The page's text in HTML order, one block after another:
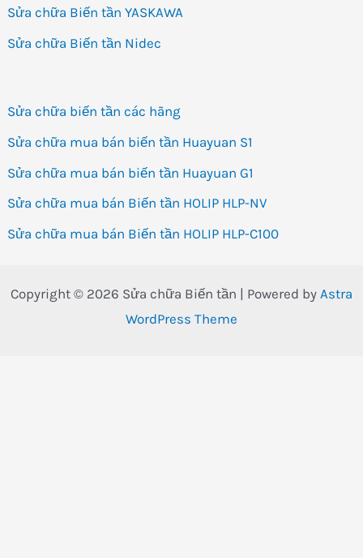
Sửa chữa Biến tần YASKAWA
Sửa chữa Biến tần Nidec
Sửa chữa biến tần các hãng
Sửa chữa mua bán biến tần Huayuan S1
Sửa chữa mua bán biến tần Huayuan G1
Sửa chữa mua bán Biến tần HOLIP HLP-NV
Sửa chữa mua bán Biến tần HOLIP HLP-C100
Copyright © 2026 Sửa chữa Biến tần | Powered by Astra
WordPress Theme